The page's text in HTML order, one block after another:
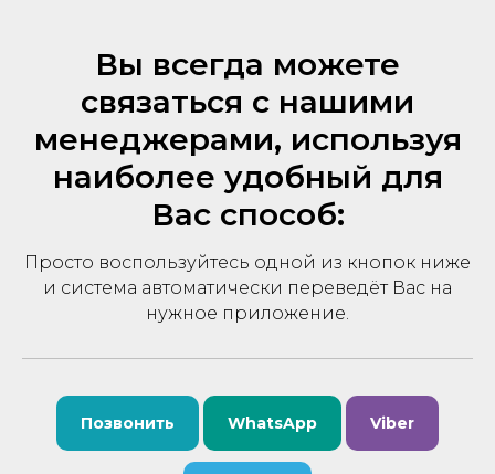
Вы всегда можете
связаться с нашими
менеджерами, используя
наиболее удобный для
Вас способ:
Просто воспользуйтесь одной из кнопок ниже
и система автоматически переведёт Вас на
нужное приложение.
Позвонить WhatsApp Viber